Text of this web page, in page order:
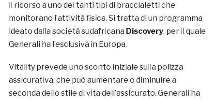
il ricorso a uno dei tanti tipi di braccialetti che
monitorano l’attività fisica. Si tratta di un programma
ideato dalla società sudafricana Discovery, per il quale
Generali ha l’esclusiva in Europa.
Vitality prevede uno sconto iniziale sulla polizza
assicurativa, che può aumentare o diminuire a
seconda dello stile di vita dell’assicurato. Generali ha